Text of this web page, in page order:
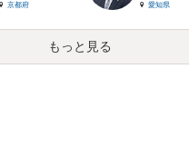
京都府
愛知県
もっと見る